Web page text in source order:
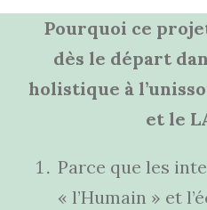
Pourquoi ce
dès le départ
holistique à
et le
Parce que les
« l’Humain » et